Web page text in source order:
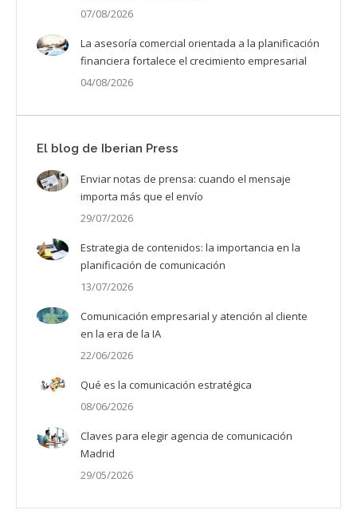
07/08/2026
La asesoría comercial orientada a la planificación
financiera fortalece el crecimiento empresarial
04/08/2026
El blog de Iberian Press
Enviar notas de prensa: cuando el mensaje
importa más que el envío
29/07/2026
Estrategia de contenidos: la importancia en la
planificación de comunicación
13/07/2026
Comunicación empresarial y atención al cliente
en la era de la IA
22/06/2026
Qué es la comunicación estratégica
08/06/2026
Claves para elegir agencia de comunicación
Madrid
29/05/2026